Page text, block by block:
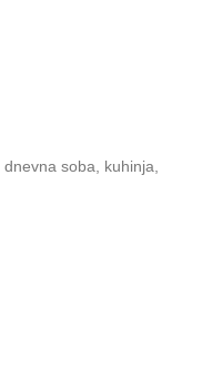
dnevna soba, kuhinja,